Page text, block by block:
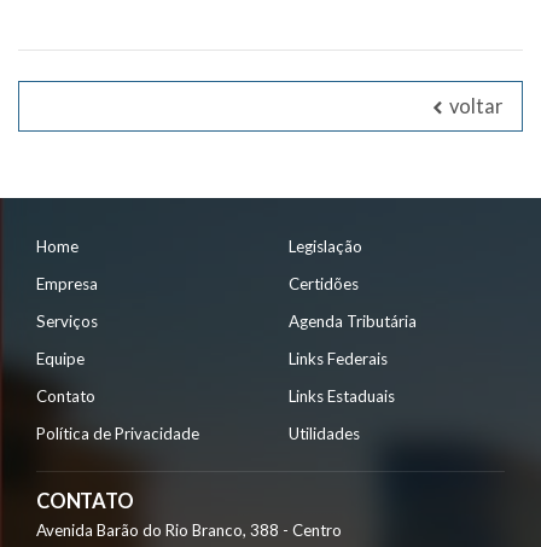
voltar
Home
Empresa
Serviços
Equipe
Contato
Política de Privacidade
Legislação
Certidões
Agenda Tributária
Links Federais
Links Estaduais
Utilidades
CONTATO
Avenida Barão do Rio Branco, 388 - Centro